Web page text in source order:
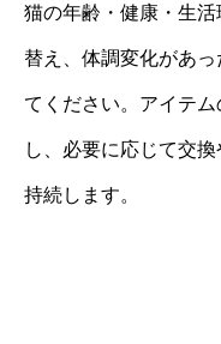
猫の年齢・健康・生
替え、体調変化があ
てください。アイテ
し、必要に応じて交
持続します。